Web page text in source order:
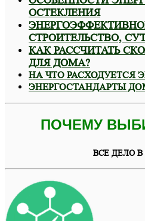
ОСТЕКЛЕНИЯ
СТРОИТЕЛЬСТВО,
КАК РАССЧИТАТЬ
ДЛЯ ДОМА?
НА ЧТО РАСХОДУЕТСЯ
ЭНЕРГОСТАНДАРТЫ
ПОЧЕМУ
ВСЕ ДЕЛО